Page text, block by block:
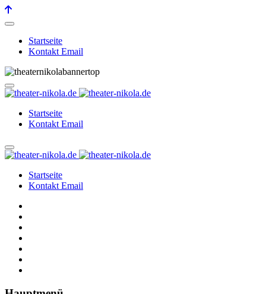
Startseite
Kontakt Email
Startseite
Kontakt Email
Startseite
Kontakt Email